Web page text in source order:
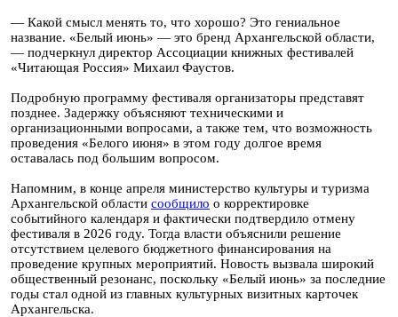
— Какой смысл менять то, что хорошо? Это гениальное
название. «Белый июнь» — это бренд Архангельской области,
— подчеркнул директор Ассоциации книжных фестивалей
«Читающая Россия» Михаил Фаустов.
Подробную программу фестиваля организаторы представят
позднее. Задержку объясняют техническими и
организационными вопросами, а также тем, что возможность
проведения «Белого июня» в этом году долгое время
оставалась под большим вопросом.
Напомним, в конце апреля министерство культуры и туризма
Архангельской области сообщило о корректировке
событийного календаря и фактически подтвердило отмену
фестиваля в 2026 году. Тогда власти объяснили решение
отсутствием целевого бюджетного финансирования на
проведение крупных мероприятий. Новость вызвала широкий
общественный резонанс, поскольку «Белый июнь» за последние
годы стал одной из главных культурных визитных карточек
Архангельска.